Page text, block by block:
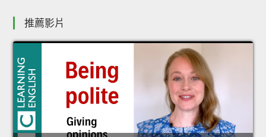
推薦影片